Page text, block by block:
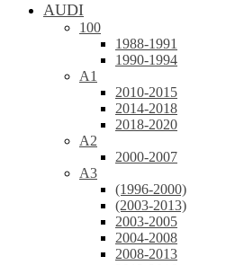
AUDI
100
1988-1991
1990-1994
A1
2010-2015
2014-2018
2018-2020
A2
2000-2007
A3
(1996-2000)
(2003-2013)
2003-2005
2004-2008
2008-2013